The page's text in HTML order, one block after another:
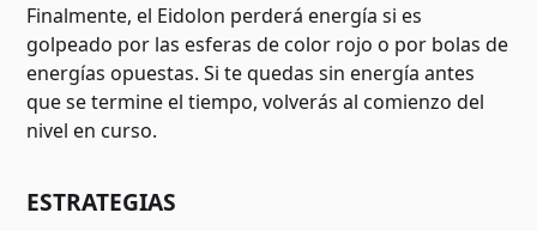
Finalmente, el Eidolon perderá energía si es
golpeado por las esferas de color rojo o por bolas de
energías opuestas. Si te quedas sin energía antes
que se termine el tiempo, volverás al comienzo del
nivel en curso.
ESTRATEGIAS